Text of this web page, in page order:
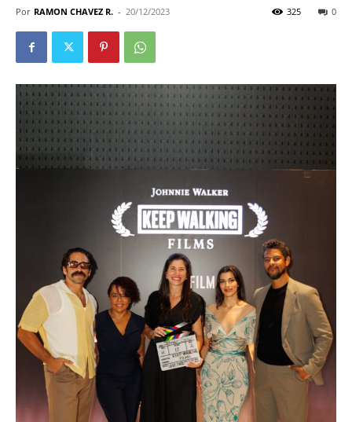
Por RAMON CHAVEZ R. - 20/12/2023 0
325